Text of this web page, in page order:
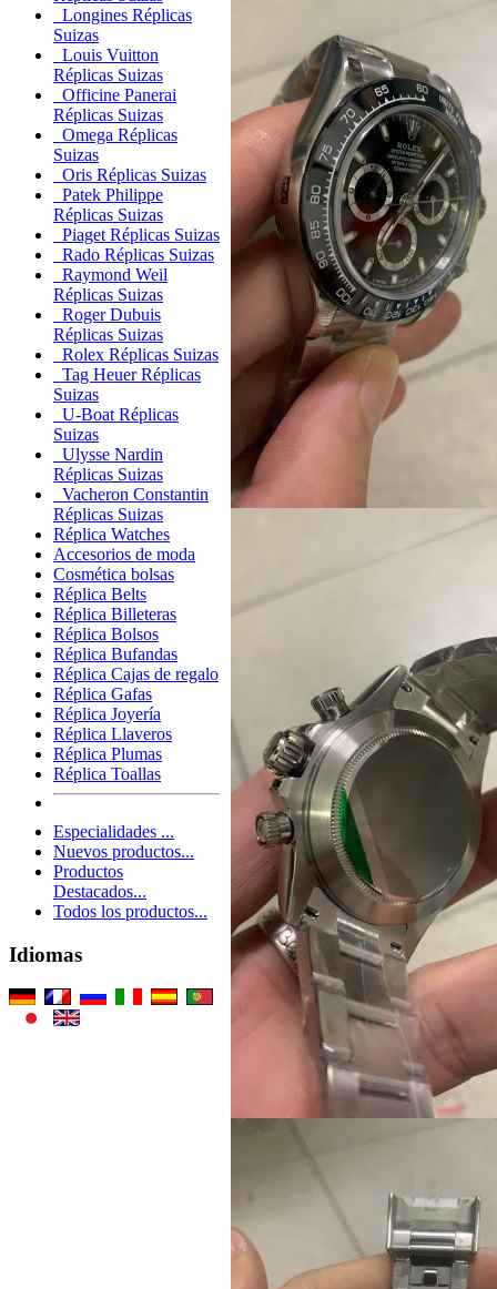
Longines Réplicas
Suizas
Louis Vuitton
Réplicas Suizas
Officine Panerai
Réplicas Suizas
Omega Réplicas
Suizas
Oris Réplicas Suizas
Patek Philippe
Réplicas Suizas
Piaget Réplicas Suizas
Rado Réplicas Suizas
Raymond Weil
Réplicas Suizas
Roger Dubuis
Réplicas Suizas
Rolex Réplicas Suizas
Tag Heuer Réplicas
Suizas
U-Boat Réplicas
Suizas
Ulysse Nardin
Réplicas Suizas
Vacheron Constantin
Réplicas Suizas
Réplica Watches
Accesorios de moda
Cosmética bolsas
Réplica Belts
Réplica Billeteras
Réplica Bolsos
Réplica Bufandas
Réplica Cajas de regalo
Réplica Gafas
Réplica Joyería
Réplica Llaveros
Réplica Plumas
Réplica Toallas
Especialidades ...
Nuevos productos...
Productos
Destacados...
Todos los productos...
Idiomas